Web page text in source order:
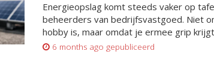
Energieopslag komt steeds vaker op
beheerders van bedrijfsvastgoed. Niet
hobby is, maar omdat je ermee grip
6 months ago gepubliceerd